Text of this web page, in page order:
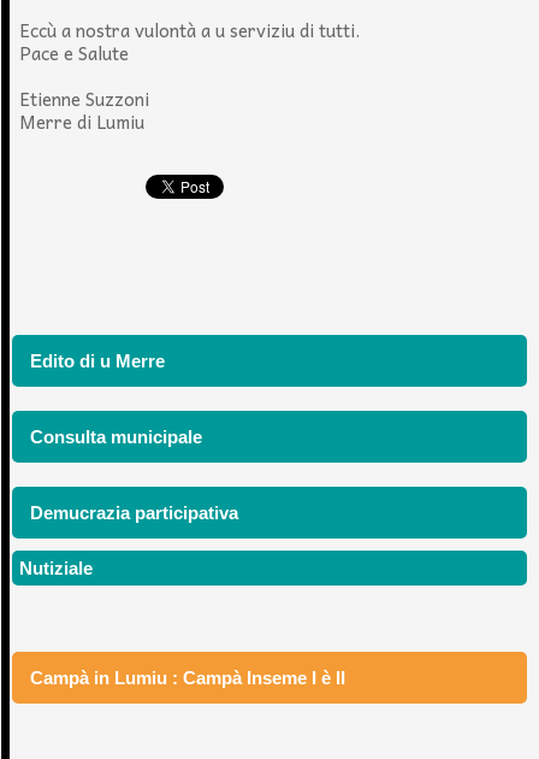
Edito di u Merre
Consulta municipale
Demucrazia participativa
Nutiziale
Campà in Lumiu : Campà Inseme I è II
Eccù a nostra vulontà a u serviziu di tutti.
Pace e Salute
Etienne Suzzoni
Merre di Lumiu